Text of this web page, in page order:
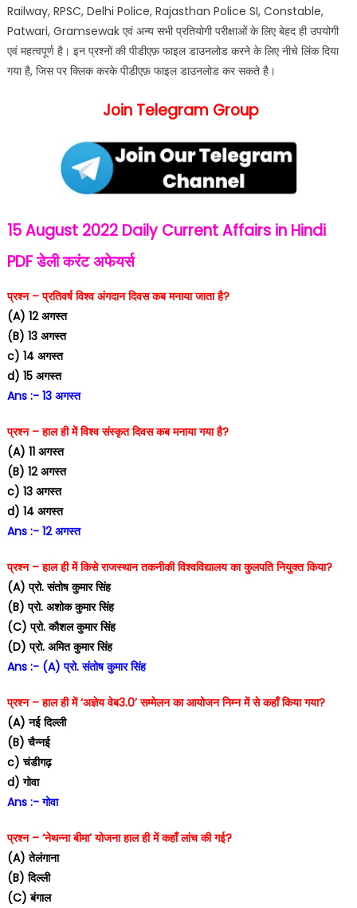
Railway, RPSC, Delhi Police, Rajasthan Police SI, Constable,
Patwari, Gramsewak एवं अन्य सभी प्रतियोगी परीक्षाओं के लिए बेहद ही उपयोगी
एवं महत्वपूर्ण है। इन प्रश्नों की पीडीएफ़ फाइल डाउनलोड करने के लिए नीचे लिंक दिया
गया है, जिस पर क्लिक करके पीडीएफ़ फाइल डाउनलोड कर सकते है।
Join Telegram Group
15 August 2022 Daily Current Affairs in Hindi
PDFडेली करंट अफेयर्स
प्रश्न – प्रतिवर्ष विश्व अंगदान दिवस कब मनाया जाता है?
(A) 12 अगस्त
(B) 13 अगस्त
c) 14 अगस्त
d) 15 अगस्त
Ans :- 13 अगस्त
प्रश्न – हाल ही में विश्व संस्कृत दिवस कब मनाया गया है?
(A) 11 अगस्त
(B) 12 अगस्त
c) 13 अगस्त
d) 14 अगस्त
Ans :- 12 अगस्त
प्रश्न – हाल ही में किसे राजस्थान तकनीकी विश्वविद्यालय का कुलपति नियुक्त किया?
(A) प्रो. संतोष कुमार सिंह
(B) प्रो. अशोक कुमार सिंह
(C) प्रो. कौशल कुमार सिंह
(D) प्रो. अमित कुमार सिंह
Ans :- (A) प्रो. संतोष कुमार सिंह
प्रश्न – हाल ही में ‘अज्ञेय वेब3.0’ सम्मेलन का आयोजन निम्न में से कहाँ किया गया?
(A) नई दिल्ली
(B) चैन्नई
c) चंडीगढ़
d) गोवा
Ans :- गोवा
प्रश्न – ‘नेथन्ना बीमा’ योजना हाल ही में कहाँ लांच की गई?
(A) तेलंगाना
(B) दिल्ली
(C) बंगाल